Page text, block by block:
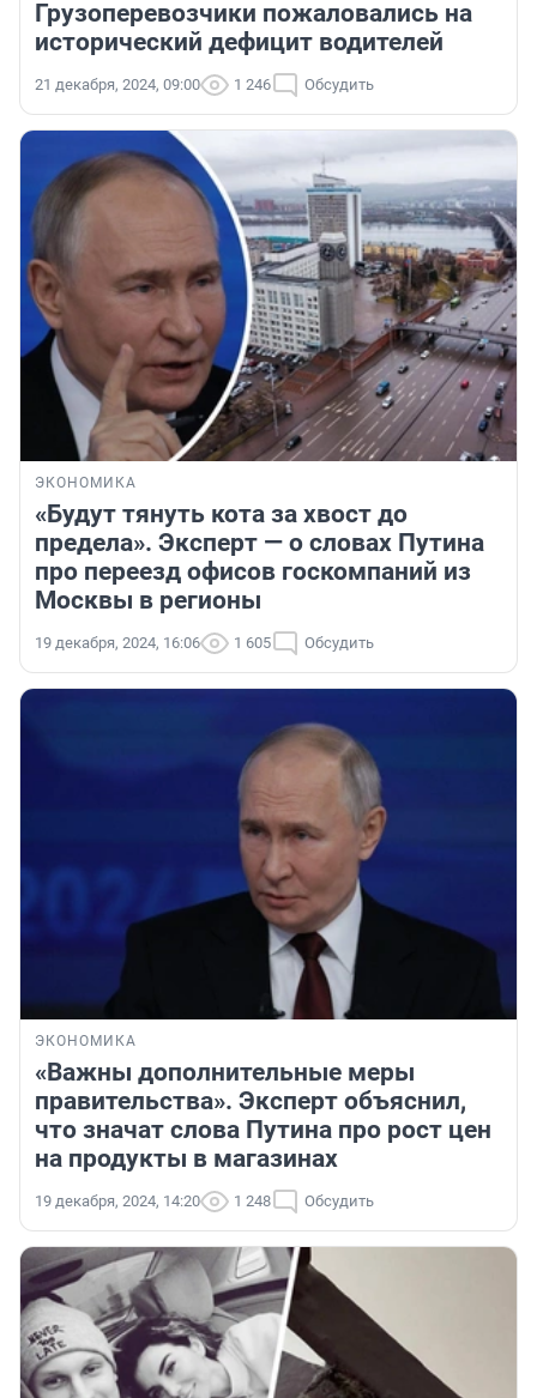
Грузоперевозчики пожаловались на
исторический дефицит водителей
21 декабря, 2024, 09:00 1 246 Обсудить
ЭКОНОМИКА
«Будут тянуть кота за хвост до
предела». Эксперт — о словах Путина
про переезд офисов госкомпаний из
Москвы в регионы
19 декабря, 2024, 16:06 1 605 Обсудить
ЭКОНОМИКА
«Важны дополнительные меры
правительства». Эксперт объяснил,
что значат слова Путина про рост цен
на продукты в магазинах
19 декабря, 2024, 14:20 1 248 Обсудить